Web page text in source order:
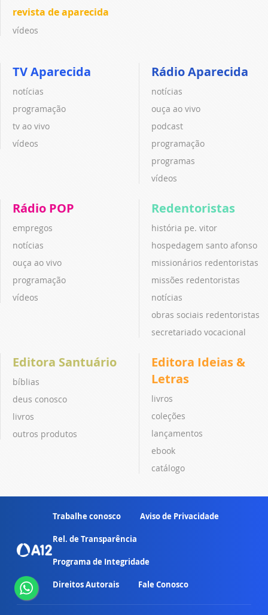
revista de aparecida
vídeos
TV Aparecida
notícias
programação
tv ao vivo
vídeos
Rádio Aparecida
notícias
ouça ao vivo
podcast
programação
programas
vídeos
Rádio POP
empregos
notícias
ouça ao vivo
programação
vídeos
Redentoristas
história pe. vitor
hospedagem santo afonso
missionários redentoristas
missões redentoristas
notícias
obras sociais redentoristas
secretariado vocacional
Editora Santuário
bíblias
deus conosco
livros
outros produtos
Editora Ideias &
Letras
livros
coleções
lançamentos
ebook
catálogo
Trabalhe conosco Aviso de Privacidade
Rel. de Transparência
Programa de Integridade
Direitos Autorais Fale Conosco